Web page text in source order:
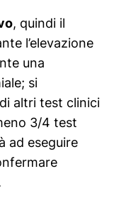
, quindi il
l’elevazione
una
si
altri test clinici
3/4 test
ad eseguire